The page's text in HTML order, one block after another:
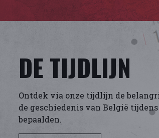
DE TIJDLIJN
Ontdek via onze tijdlijn de
de geschiedenis van België
bepaalden.